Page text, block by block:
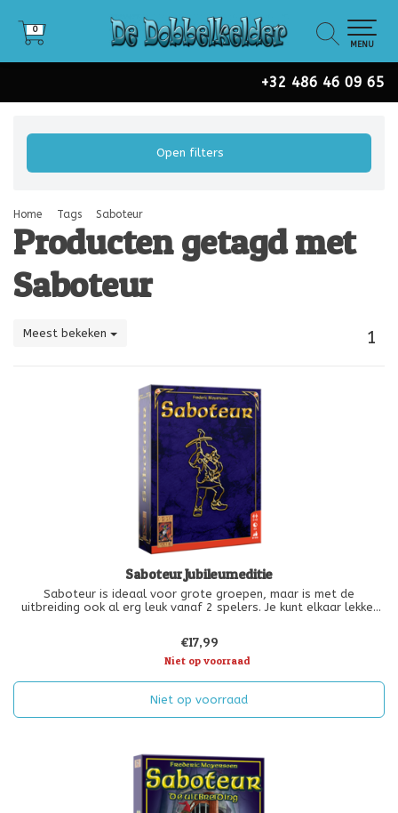
+32 486 46 09 65
0
0
MENU
Open filters
Home Tags Saboteur
Producten getagd met
Saboteur
Meest bekeken 1
Saboteur Jubileumeditie
Saboteur is ideaal voor grote groepen, maar is met de
uitbreiding ook al erg leuk vanaf 2 spelers. Je kunt elkaar lekker
jong (vanaf
€17,99
Niet op voorraad
Niet op voorraad